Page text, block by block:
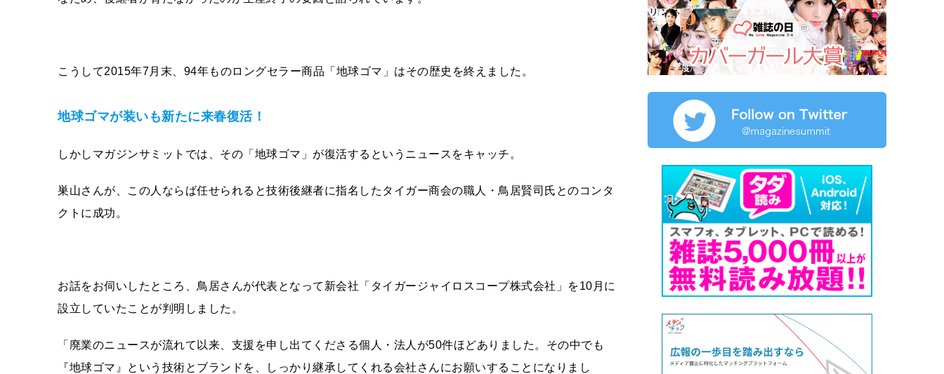
こうして2015年7月末、94年ものロングセラー商品「地球ゴマ」はその歴史を終えました。
地球ゴマが装いも新たに来春復活！
しかしマガジンサミットでは、その「地球ゴマ」が復活するというニュースをキャッチ。
巣山さんが、この人ならば任せられると技術後継者に指名したタイガー商会の職人・鳥居賢司氏とのコンタ
クトに成功。
お話をお伺いしたところ、鳥居さんが代表となって新会社「タイガージャイロスコープ株式会社」を10月に
設立していたことが判明しました。
「廃業のニュースが流れて以来、支援を申し出てくださる個人・法人が50件ほどありました。その中でも
『地球ゴマ』という技術とブランドを、しっかり継承してくれる会社さんにお願いすることになりまし